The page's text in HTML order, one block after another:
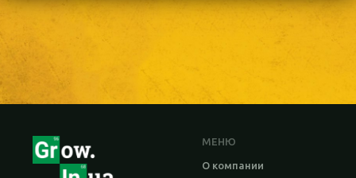
МЕНЮ
О компании